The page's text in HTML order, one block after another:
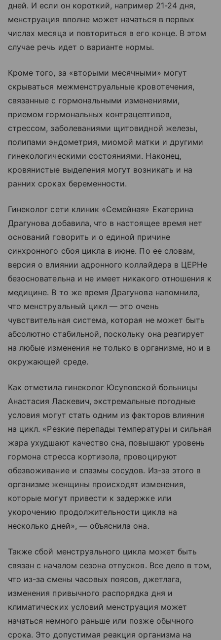
дней. И если он короткий, например 21-24 дня,
менструация вполне может начаться в первых
числах месяца и повториться в его конце. В этом
случае речь идет о варианте нормы.
Кроме того, за «вторыми месячными» могут
скрываться межменструальные кровотечения,
связанные с гормональными изменениями,
приемом гормональных контрацептивов,
стрессом, заболеваниями щитовидной железы,
полипами эндометрия, миомой матки и другими
гинекологическими состояниями. Наконец,
кровянистые выделения могут возникать и на
ранних сроках беременности.
Гинеколог сети клиник «Семейная» Екатерина
Драгунова добавила, что в настоящее время нет
оснований говорить и о единой причине
синхронного сбоя цикла в июне. По ее словам,
версия о влиянии адронного коллайдера в ЦЕРНе
безосновательна и не имеет никакого отношения к
медицине. В то же время Драгунова напомнила,
что менструальный цикл — это очень
чувствительная система, которая не может быть
абсолютно стабильной, поскольку она реагирует
на любые изменения не только в организме, но и в
окружающей среде.
Как отметила гинеколог Юсуповской больницы
Анастасия Ласкевич, экстремальные погодные
условия могут стать одним из факторов влияния
на цикл. «Резкие перепады температуры и сильная
жара ухудшают качество сна, повышают уровень
гормона стресса кортизола, провоцируют
обезвоживание и спазмы сосудов. Из-за этого в
организме женщины происходят изменения,
которые могут привести к задержке или
укорочению продолжительности цикла на
несколько дней», — объяснила она.
Также сбой менструального цикла может быть
связан с началом сезона отпусков. Все дело в том,
что из-за смены часовых поясов, джетлага,
изменения привычного распорядка дня и
климатических условий менструация может
начаться немного раньше или позже обычного
срока. Это допустимая реакция организма на